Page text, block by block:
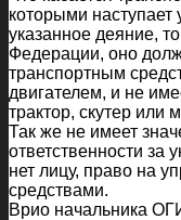
которыми наступает
указанное деяние,
Федерации, оно
транспортным
двигателем, и не
трактор, скутер или
Так же не имеет
ответственности за
нет лицу, право на
средствами.
Врио начальника